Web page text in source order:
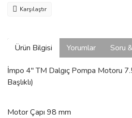
Karşılaştır
Ürün Bilgisi Yorumlar Soru
İmpo 4'' TM Dalgıç Pompa Motoru
Başlıklı)
Motor Çapı 98 mm